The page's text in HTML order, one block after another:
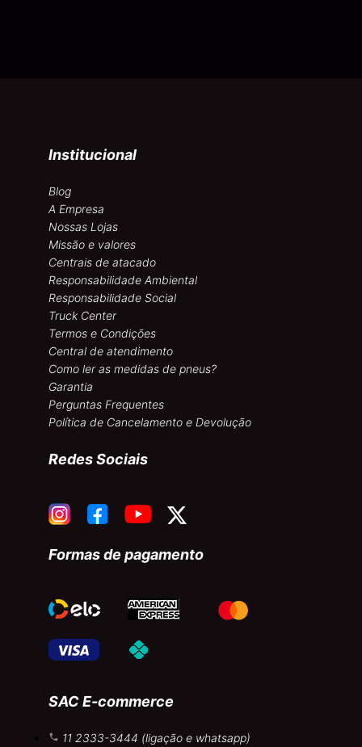
Institucional
Blog
A Empresa
Nossas Lojas
Missão e valores
Centrais de atacado
Responsabilidade Ambiental
Responsabilidade Social
Truck Center
Termos e Condições
Central de atendimento
Como ler as medidas de pneus?
Garantia
Perguntas Frequentes
Política de Cancelamento e Devolução
Redes Sociais
Formas de pagamento
SAC E-commerce
11 2333-3444 (ligação e whatsapp)